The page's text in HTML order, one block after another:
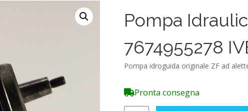
Pompa
7674955278
Pompa idroguida originale ZF ad
Pronta consegna